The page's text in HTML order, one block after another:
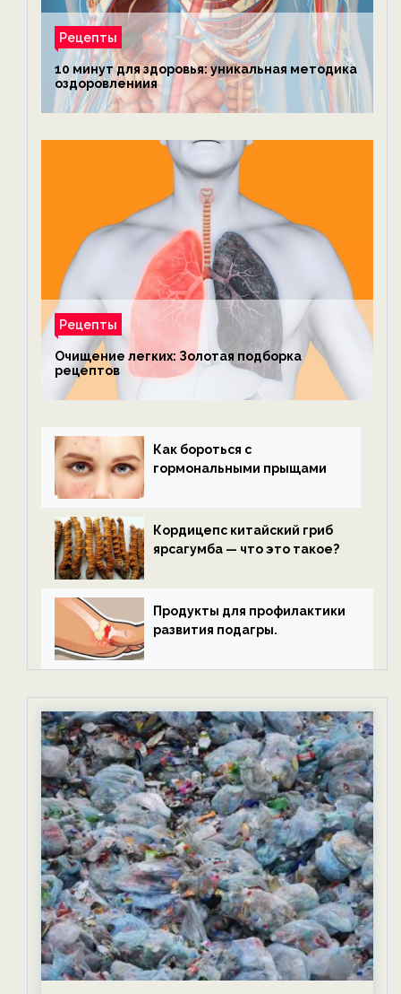
Рецепты
10 минут для здоровья: уникальная методика
оздоровлениия
Рецепты
Очищение легких: Золотая подборка
рецептов
Как бороться с
гормональными прыщами
Кордицепс китайский гриб
ярсагумба — что это такое?
Продукты для профилактики
развития подагры.